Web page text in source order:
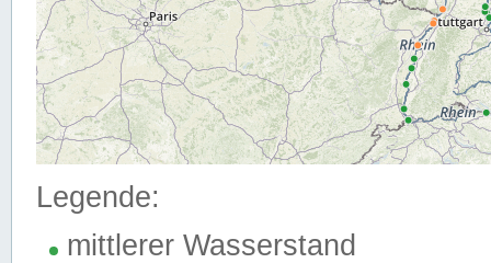
Legende:
mittlerer Wasserstand